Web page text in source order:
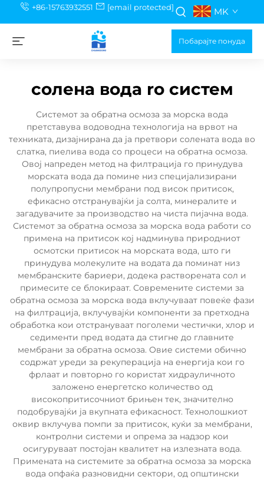
+86-15763932551 [email protected] MK
Побарајте понуда
солена вода ro систем
Системот за обратна осмоза за морска вода
претставува водоводна технологија на врвот на
техниката, дизајнирана да ја претвори солената вода во
слатка, пиелива вода со процеси на обратна осмоза.
Овој напреден метод на филтрација го принудува
морската вода да помине низ специјализирани
полупропусни мембрани под висок притисок,
ефикасно отстранувајќи ја солта, минералите и
загадувачите за производство на чиста пијачна вода.
Системот за обратна осмоза за морска вода работи со
примена на притисок кој надминува природниот
осмотски притисок на морската вода, што ги
принудува молекулите на водата да поминат низ
мембранските бариери, додека растворената сол и
примесите се блокираат. Современите системи за
обратна осмоза за морска вода вклучуваат повеќе фази
на филтрација, вклучувајќи компоненти за претходна
обработка кои отстрануваат поголеми честички, хлор и
седименти пред водата да стигне до главните
мембрани за обратна осмоза. Овие системи обично
содржат уреди за рекуперација на енергија кои го
фрлаат и повторно го користат хидрауличното
заложено енергетско количество од
високопритисочниот брињен тек, значително
подобрувајќи ја вкупната ефикасност. Технолошкиот
оквир вклучува помпи за притисок, куќи за мембрани,
контролни системи и опрема за надзор кои
осигуруваат постојан квалитет на излезната вода.
Примената на системите за обратна осмоза за морска
вода опфаќа разновидни сектори, од општински